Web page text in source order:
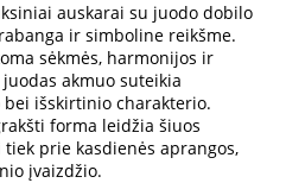
auskarai su juodo dobilo
ir simboline reikšme.
sėkmės, harmonijos ir
akmuo suteikia
išskirtinio charakterio.
forma leidžia šiuos
prie kasdienės aprangos,
įvaizdžio.